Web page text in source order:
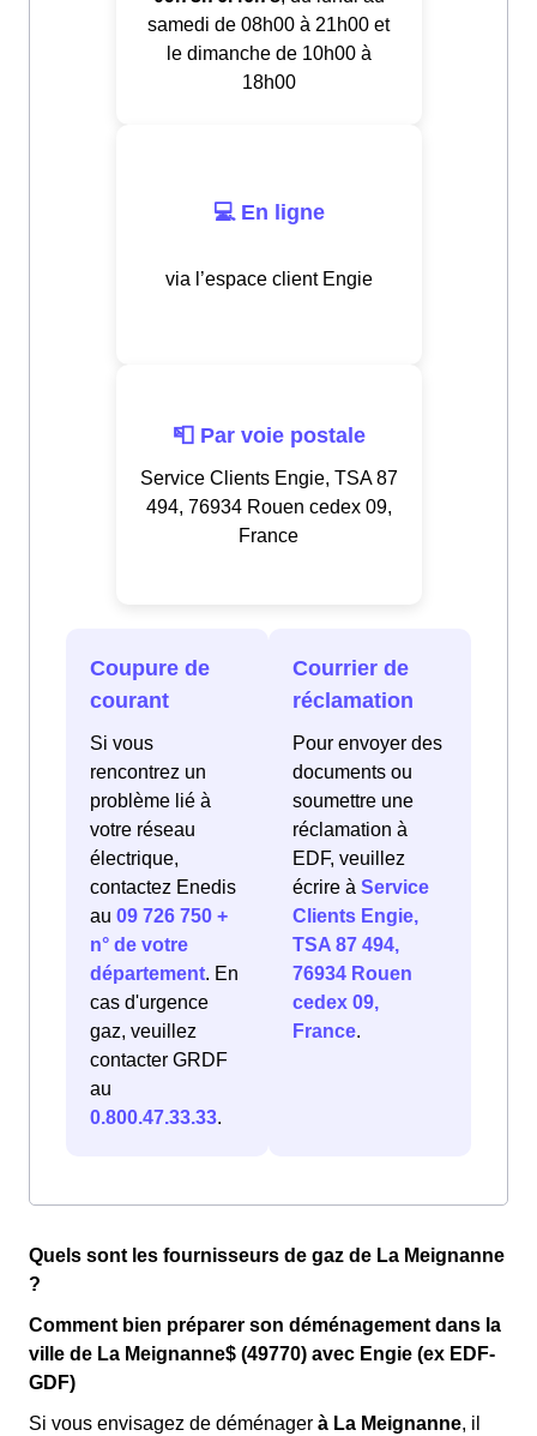
samedi de 08h00 à 21h00 et
le dimanche de 10h00 à
18h00
💻 En ligne
via l’espace client Engie
📮 Par voie postale
Service Clients Engie, TSA 87
494, 76934 Rouen cedex 09,
France
Coupure de
courant
Si vous
rencontrez un
problème lié à
votre réseau
électrique,
contactez Enedis
au 09 726 750 +
n° de votre
département. En
cas d'urgence
gaz, veuillez
contacter GRDF
au
0.800.47.33.33.
Courrier de
réclamation
Pour envoyer des
documents ou
soumettre une
réclamation à
EDF, veuillez
écrire à Service
Clients Engie,
TSA 87 494,
76934 Rouen
cedex 09,
France.
Quels sont les fournisseurs de gaz de La Meignanne
?
Comment bien préparer son déménagement dans la
ville de La Meignanne$ (49770) avec Engie (ex EDF-
GDF)
Si vous envisagez de déménager à La Meignanne, il